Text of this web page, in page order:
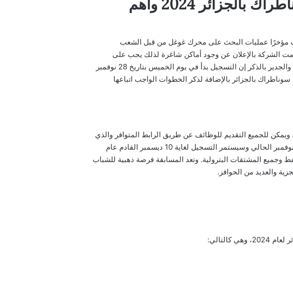
من هنا.. رابط التسجيل في مسابقة توظيف سوناطراك بالجزائر 2024 وأهم
لعام 2024 وأهم الشروط. فقد ازدادت مؤخرًا عمليات البحث على محرك غوغل من قبل الشعب
الشركة بالإعلان عن وجود أماكن شاغرة لذلك يجب على
المواطنين الجزائريين وخاصة الشباب الخريجين الإسراع في التقديم للوظيفة قبل فوات الآوان والجدير بالذكر إن التسجيل بدأ في يوم الخميس بتاريخ 28 نوفمبر
بالجزائر بالإضافة لذكر الخطوات الواجب اتباعها
الجزائريين. ويمكن للجميع التقديم للوظائف عن طريق الرابط المتوافر والذي
سيسهل عملية التسجيل ويوفر الوقت والجهد. والجدير بالذكر أنه تم فتح باب التسجيل منذ 28 نوفمبر الحالي وسيستمر التسجيل لغاية 10 ديسمبر القادم عام
وجميع المشتقات البترولية. وتعد المسابقة فرصة ذهبية للشباب
والعديد من الحوافز.